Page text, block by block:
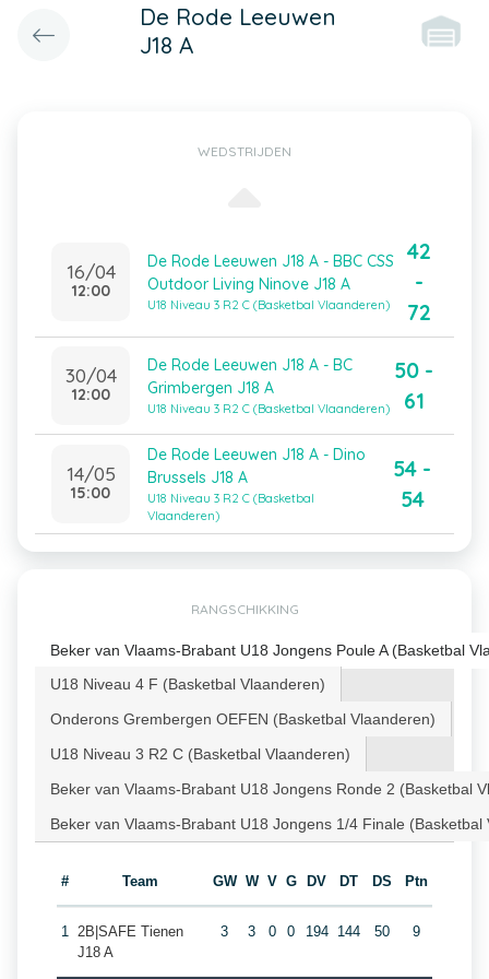
De Rode Leeuwen
J18 A
WEDSTRIJDEN
16/04
12:00
De Rode Leeuwen J18 A - BBC CSS
Outdoor Living Ninove J18 A
U18 Niveau 3 R2 C (Basketbal Vlaanderen)
42
-
72
30/04
12:00
De Rode Leeuwen J18 A - BC
Grimbergen J18 A
U18 Niveau 3 R2 C (Basketbal Vlaanderen)
50 -
61
14/05
15:00
De Rode Leeuwen J18 A - Dino
Brussels J18 A
U18 Niveau 3 R2 C (Basketbal
Vlaanderen)
54 -
54
RANGSCHIKKING
Beker van Vlaams-Brabant U18 Jongens Poule A (Basketbal
U18 Niveau 4 F (Basketbal Vlaanderen)
Onderons Grembergen OEFEN (Basketbal Vlaanderen)
U18 Niveau 3 R2 C (Basketbal Vlaanderen)
Beker van Vlaams-Brabant U18 Jongens Ronde 2 (Basketbal
Beker van Vlaams-Brabant U18 Jongens 1/4 Finale (Basketbal
# Team GW W V G DV DT DS Ptn
1 2B|SAFE Tienen
J18 A
3 3 0 0 194 144 50 9